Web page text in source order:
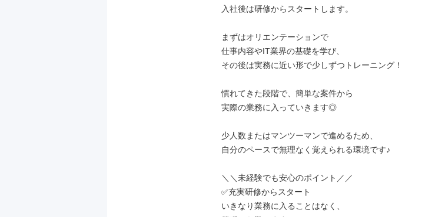
入社後は研修からスタートします。
まずはオリエンテーションで
仕事内容やIT業界の基礎を学び、
その後は実務に近い形で少しずつトレーニング！
慣れてきた段階で、簡単な案件から
実際の業務に入っていきます◎
少人数またはマンツーマンで進めるため、
自分のペースで無理なく覚えられる環境です♪
＼＼未経験でも安心のポイント／／
✅充実研修からスタート
いきなり業務に入ることはなく、